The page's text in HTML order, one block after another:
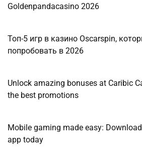
Goldenpandacasino 2026
Топ-5 игр в казино Oscarspin,
попробовать в 2026
Unlock amazing bonuses at Caribic
the best promotions
Mobile gaming made easy:
app today